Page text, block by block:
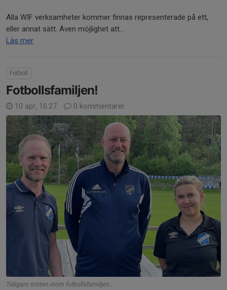
Alla WIF verksamheter kommer finnas representerade på ett,
eller annat sätt. Även möjlighet att...
Läs mer
Fotboll
Fotbollsfamiljen!
10 apr, 16:27 0 kommentarer
Tidigare möten inom fotbollsfamiljen....